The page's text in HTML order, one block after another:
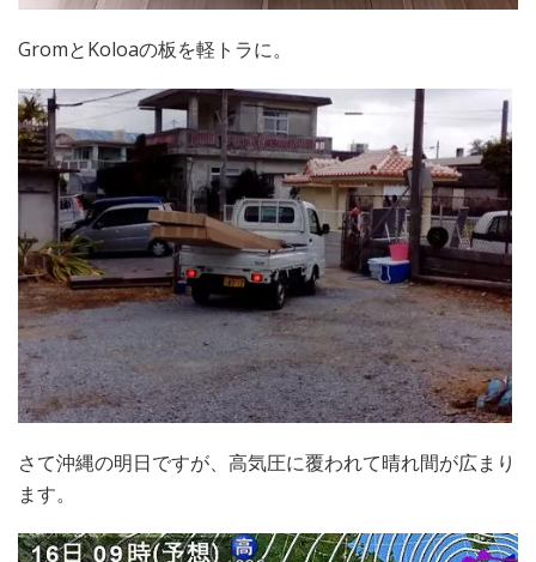
GromとKoloaの板を軽トラに。
さて沖縄の明日ですが、高気圧に覆われて晴れ間が広まり
ます。